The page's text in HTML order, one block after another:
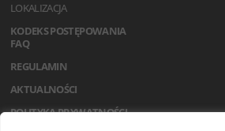
LOKALIZACJA
KODEKS POSTĘPOWANIA
FAQ
REGULAMIN
AKTUALNOŚCI
POLITYKA PRYWATNOŚCI